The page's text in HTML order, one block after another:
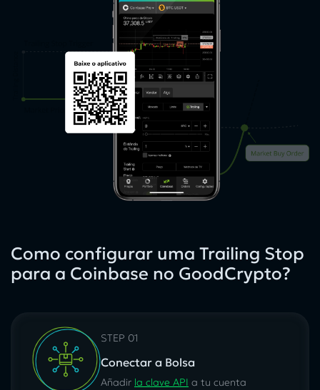
Como configurar uma Trailing Stop
para a Coinbase no GoodCrypto?
STEP 01
Conectar a Bolsa
Añadir la clave API a tu cuenta